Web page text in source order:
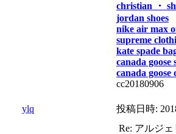
christian ・
jordan shoes
nike air max
supreme
kate spade
canada goose
canada goose
cc20180906
ylq 投稿日時:
Re: アルジ